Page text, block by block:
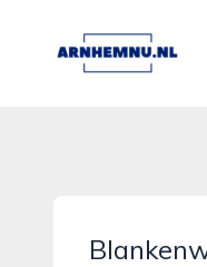
arnhemnu.nl